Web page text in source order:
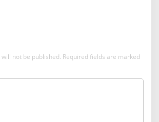
not be published. Required fields are marked